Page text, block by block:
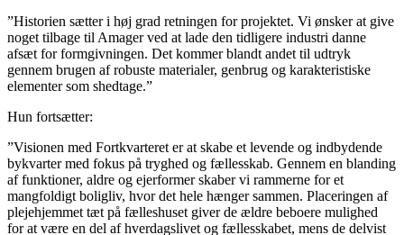
”Historien sætter i høj grad retningen for projektet. Vi ønsker at give
noget tilbage til Amager ved at lade den tidligere industri danne
afsæt for formgivningen. Det kommer blandt andet til udtryk
gennem brugen af robuste materialer, genbrug og karakteristiske
elementer som shedtage.”
Hun fortsætter:
”Visionen med Fortkvarteret er at skabe et levende og indbydende
bykvarter med fokus på tryghed og fællesskab. Gennem en blanding
af funktioner, aldre og ejerformer skaber vi rammerne for et
mangfoldigt boligliv, hvor det hele hænger sammen. Placeringen af
plejehjemmet tæt på fælleshuset giver de ældre beboere mulighed
for at være en del af hverdagslivet og fællesskabet, mens de delvist